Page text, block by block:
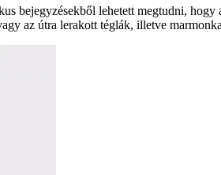
bejegyzésekből lehetett megtudni,
az útra lerakott téglák, illetve